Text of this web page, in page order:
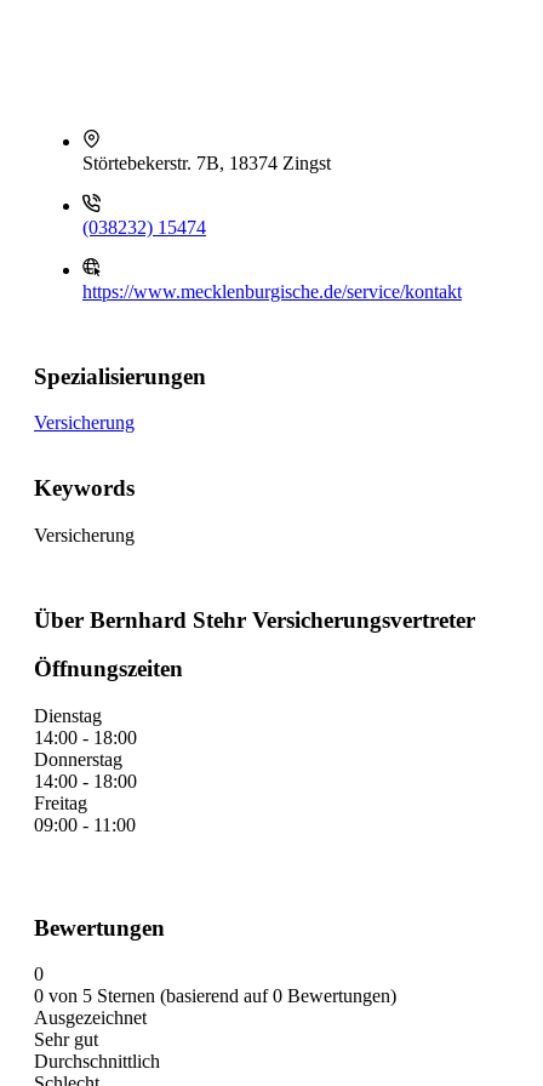
Störtebekerstr. 7B, 18374 Zingst
(038232) 15474
https://www.mecklenburgische.de/service/kontakt
Spezialisierungen
Versicherung
Keywords
Versicherung
Über Bernhard Stehr Versicherungsvertreter
Öffnungszeiten
Dienstag
14:00 - 18:00
Donnerstag
14:00 - 18:00
Freitag
09:00 - 11:00
Bewertungen
0
0 von 5 Sternen (basierend auf 0 Bewertungen)
Ausgezeichnet
Sehr gut
Durchschnittlich